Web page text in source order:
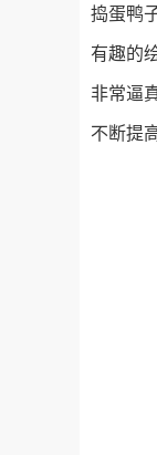
捣蛋鸭
有趣的
非常逼
不断提